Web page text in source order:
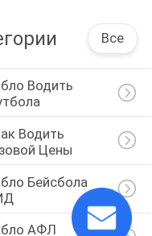
Все
Водить
Водить
Цены
Бейсбола
АФЛ